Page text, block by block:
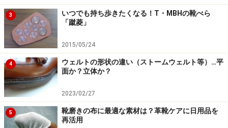
で「革の表面に付着する」だけのものですので、剥げ落
ちて地の革の色が出てきてしまう可能性もあるわけで、
それを防ぐべく特に白は多層かつ比較的厚めに着色して
ゆきます。
白いスムースレザーの靴で色合いに透明感が少なく平板
な印象を与えるものが多いのは、そのためなのですが、
実はこれがケアの大きなヒント！ モノは考えようで「白
い顔料が革の表面をがっちりガードしてくれている」と
3
いつでも持ち歩きたくなる！T・MBHの靴べら
「蹴菱」
2015/05/24
4
ウェルトの形状の違い（ストームウェルト等）…平
面か？立体か？
2023/02/27
5
靴磨きの布に最適な素材は？革靴ケアに日用品を
再活用